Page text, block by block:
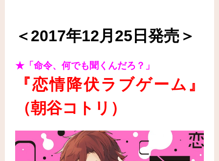
＜2017年12月25日発売＞
★「命令、何でも聞くんだろ？」
『恋情降伏ラブゲーム』
（朝谷コトリ ）